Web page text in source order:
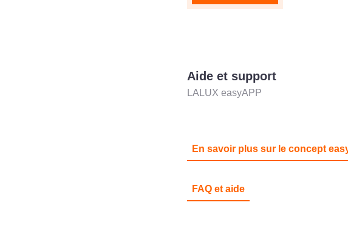
Aide et support
LALUX easyAPP
En savoir plus sur le concept
FAQ et aide